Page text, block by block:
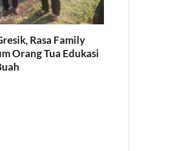
Rasa Family
Orang Tua Edukasi